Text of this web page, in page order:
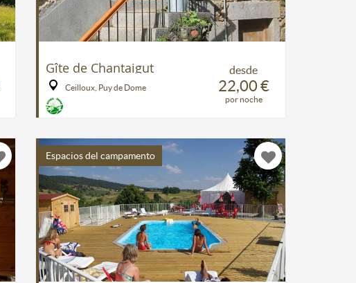
desde
22,00 €
por noche
Gîte de Chantaigut
Ceilloux, Puy de Dome
Espacios del campamento